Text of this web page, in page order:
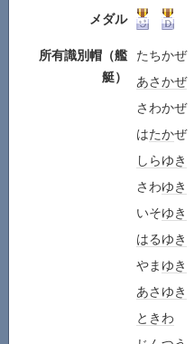
メダル
所有識別帽（艦
艇）
たちかぜ
あさかぜ
さわかぜ
はたかぜ
しらゆき
さわゆき
いそゆき
はるゆき
やま ゆき
あさゆき
ときわ